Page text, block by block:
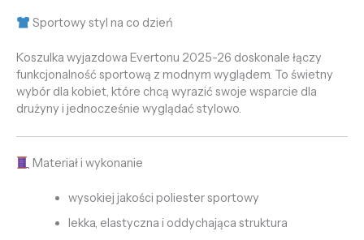
Sportowy styl na co dzień
Koszulka wyjazdowa Evertonu 2025-26 doskonale łączy
funkcjonalność sportową z modnym wyglądem. To świetny
wybór dla kobiet, które chcą wyrazić swoje wsparcie dla
drużyny i jednocześnie wyglądać stylowo.
Materiał i wykonanie
wysokiej jakości poliester sportowy
lekka, elastyczna i oddychająca struktura